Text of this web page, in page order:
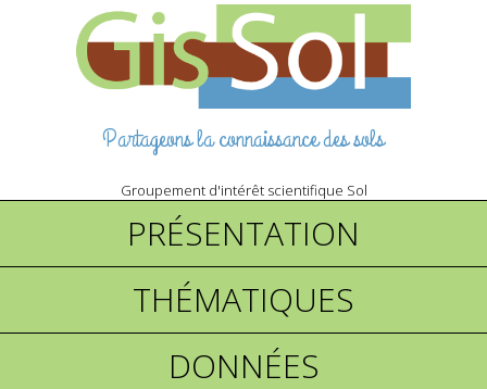
Partageons la connaissance des sols
Groupement d'intérêt scientifique Sol
PRÉSENTATION
THÉMATIQUES
DONNÉES